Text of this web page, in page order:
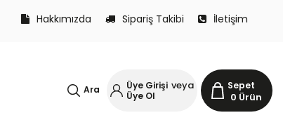
Hakkımızda Sipariş Takibi İletişim
Sepet
0 Ürün
Üye Girişi veya
Üye Ol
Ara